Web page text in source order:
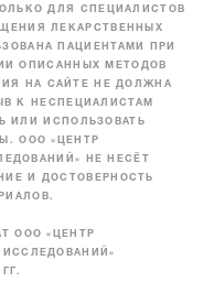
ДЛЯ СПЕЦИАЛИСТОВ
ЛЕКАРСТВЕННЫХ
ПАЦИЕНТАМИ ПРИ
ОПИСАННЫХ МЕТОДОВ
НА САЙТЕ НЕ ДОЛЖНА
К НЕСПЕЦИАЛИСТАМ
ИЛИ ИСПОЛЬЗОВАТЬ
ООО «ЦЕНТР
НЕ НЕСЁТ
И ДОСТОВЕРНОСТЬ
ООО «ЦЕНТР